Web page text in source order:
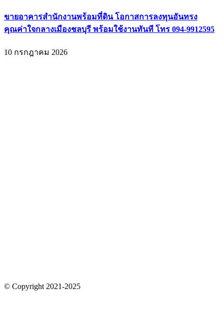
ขายอาคารสำนักงานพร้อมที่ดิน โอกาสการลงทุนอันทรง
คุณค่าใจกลางเมืองชลบุรี พร้อมใช้งานทันที โทร 094-9912595
10 กรกฎาคม 2026
© Copyright 2021-2025